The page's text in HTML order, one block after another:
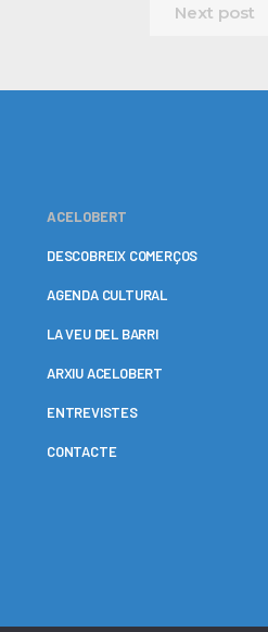
Next post
ACELOBERT
DESCOBREIX COMERÇOS
AGENDA CULTURAL
LA VEU DEL BARRI
ARXIU ACELOBERT
ENTREVISTES
CONTACTE